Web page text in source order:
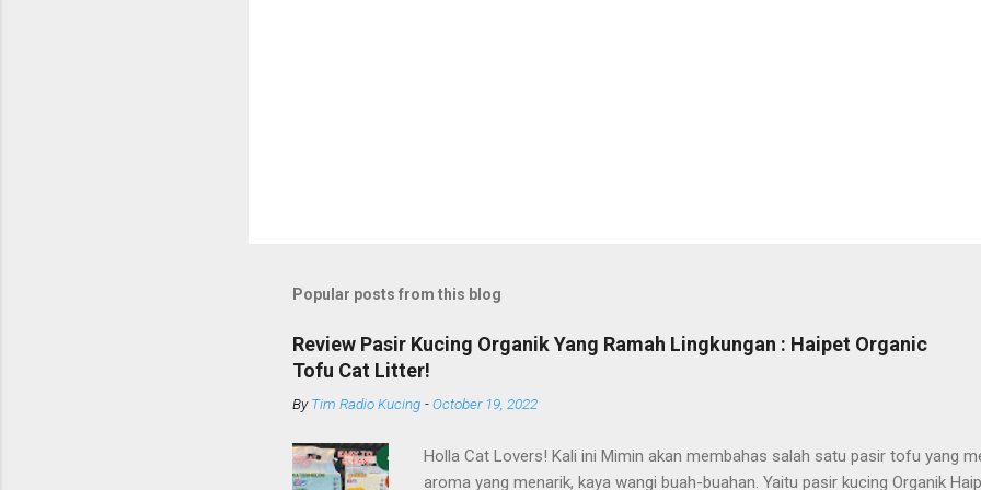
Popular posts from this blog
Review Pasir Kucing Organik Yang Ramah Lingkungan : Haipet Organic
Tofu Cat Litter!
ByTim Radio Kucing -October 19, 2022
Holla Cat Lovers! Kali ini Mimin akan membahas salah satu pasir tofu yang
aroma yang menarik, kaya wangi buah-buahan. Yaitu pasir kucing Organik